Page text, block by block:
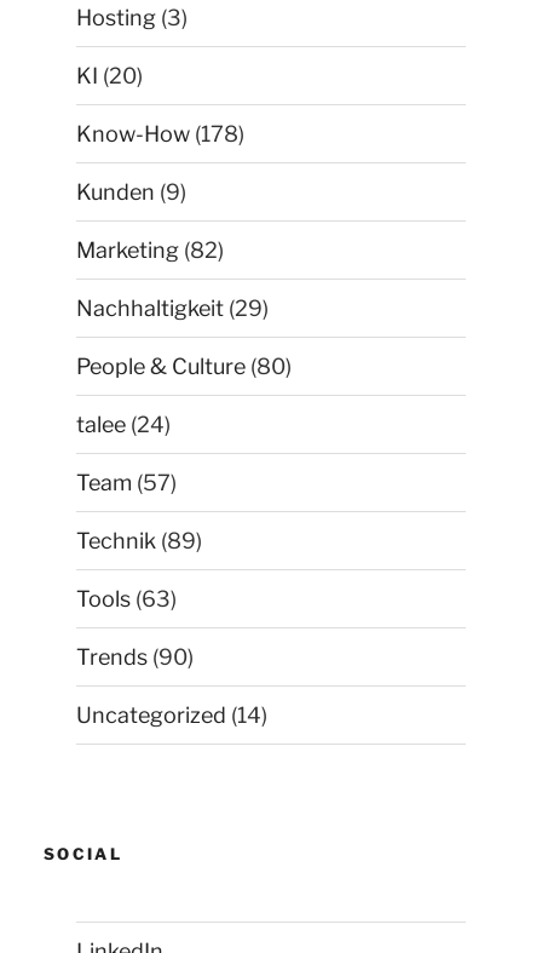
Hosting (3)
KI (20)
Know-How (178)
Kunden (9)
Marketing (82)
Nachhaltigkeit (29)
People & Culture (80)
talee (24)
Team (57)
Technik (89)
Tools (63)
Trends (90)
Uncategorized (14)
SOCIAL